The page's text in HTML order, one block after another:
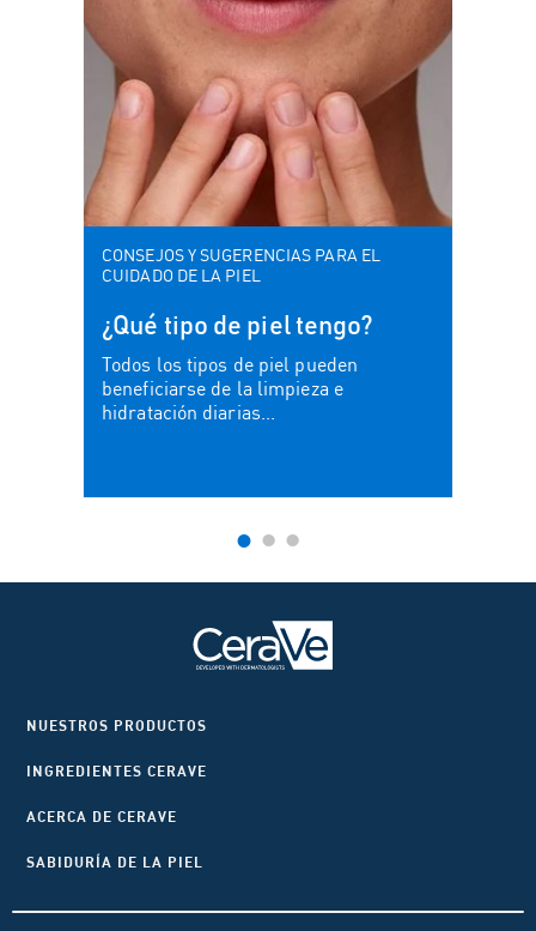
CONSEJOS Y SUGERENCIAS PARA EL
CUIDADO DE LA PIEL
¿Qué tipo de piel tengo?
Todos los tipos de piel pueden
beneficiarse de la limpieza e
hidratación diarias...
NUESTROS PRODUCTOS
INGREDIENTES CERAVE
ACERCA DE CERAVE
SABIDURÍA DE LA PIEL